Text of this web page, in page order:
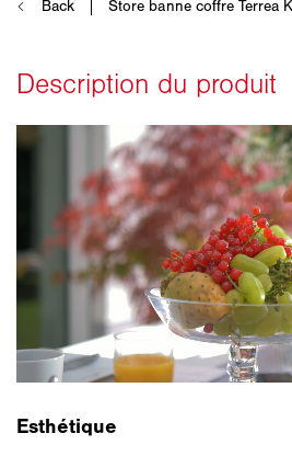
Esthétique